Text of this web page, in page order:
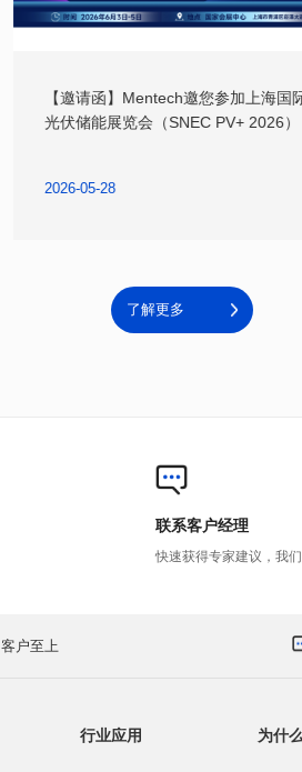
光伏储能展览会（SNEC PV+ 2026）
2026-05-28
了解更多
联系客户经理
快速获得专家建议，我
客户至上
行业应用 为什